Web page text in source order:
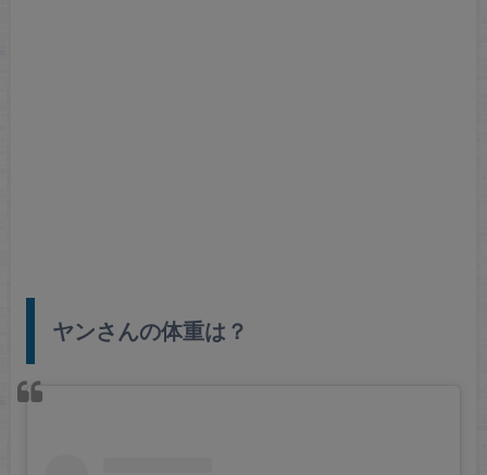
ヤンさんの体重は？